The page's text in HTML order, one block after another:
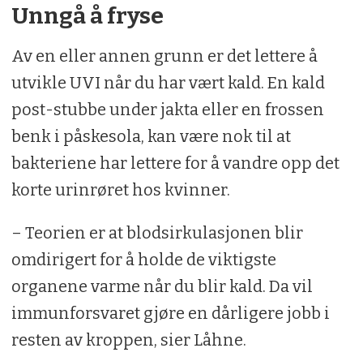
Unngå å fryse
Av en eller annen grunn er det lettere å
utvikle UVI når du har vært kald. En kald
post-stubbe under jakta eller en frossen
benk i påskesola, kan være nok til at
bakteriene har lettere for å vandre opp det
korte urinrøret hos kvinner.
– Teorien er at blodsirkulasjonen blir
omdirigert for å holde de viktigste
organene varme når du blir kald. Da vil
immunforsvaret gjøre en dårligere jobb i
resten av kroppen, sier Låhne.